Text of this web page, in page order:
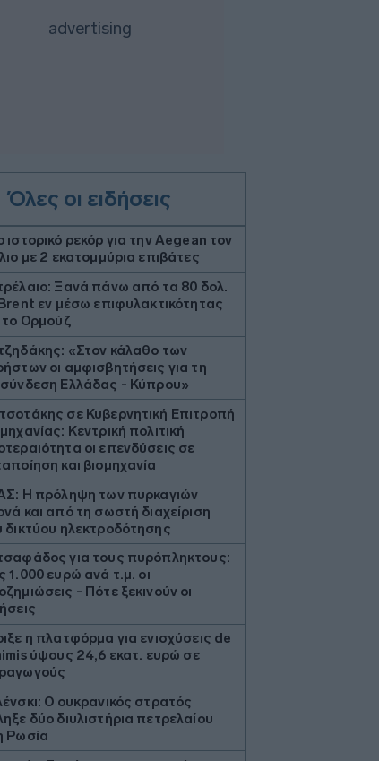
Όλες οι ειδήσεις
ιστορικό ρεκόρ για την Aegean τον
με 2 εκατομμύρια επιβάτες
Ξανά πάνω από τα 80 δολ.
εν μέσω επιφυλακτικότητας
το Ορμούζ
«Στον κάλαθο των
οι αμφισβητήσεις για τη
Ελλάδας - Κύπρου»
σε Κυβερνητική Επιτροπή
Κεντρική πολιτική
οι επενδύσεις σε
και βιομηχανία
Η πρόληψη των πυρκαγιών
και από τη σωστή διαχείριση
δικτύου ηλεκτροδότησης
για τους πυρόπληκτους:
1.000 ευρώ ανά τ.μ. οι
- Πότε ξεκινούν οι
η πλατφόρμα για ενισχύσεις de
ύψους 24,6 εκατ. ευρώ σε
Ο ουκρανικός στρατός
δύο διυλιστήρια πετρελαίου
Ρωσία